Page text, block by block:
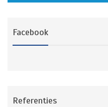
Facebook
Referenties